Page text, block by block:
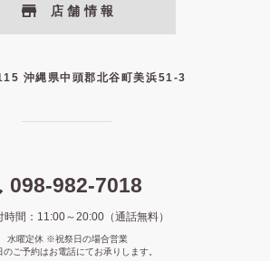
店舗情報
沖縄県中頭郡北谷町美浜51-3
098-982-7018
時間：11:00～20:00（通話無料）
水曜定休 ※祝祭日の場合営業
ご予約はお電話にてお承りします。